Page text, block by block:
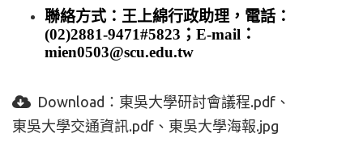
聯絡方式：王上綿行政助理，電話：
(02)2881-9471#5823；E-mail：
mien0503@scu.edu.tw
Download： 東吳大學研討會議程.pdf
東吳大學交通資訊.pdf
東吳大學海報.jpg